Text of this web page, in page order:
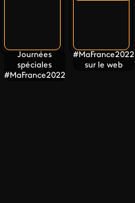
Journées
spéciales
#MaFrance2022
#MaFrance2022
sur le web